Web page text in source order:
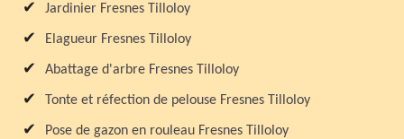
Jardinier Fresnes Tilloloy
Elagueur Fresnes Tilloloy
Abattage d'arbre Fresnes Tilloloy
Tonte et réfection de pelouse Fresnes Tilloloy
Pose de gazon en rouleau Fresnes Tilloloy